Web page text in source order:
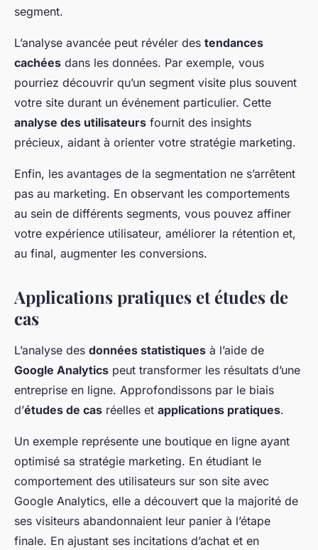
segment.
L’analyse avancée peut révéler des tendances
cachées dans les données. Par exemple, vous
pourriez découvrir qu’un segment visite plus souvent
votre site durant un événement particulier. Cette
analyse des utilisateurs fournit des insights
précieux, aidant à orienter votre stratégie marketing.
Enfin, les avantages de la segmentation ne s’arrêtent
pas au marketing. En observant les comportements
au sein de différents segments, vous pouvez affiner
votre expérience utilisateur, améliorer la rétention et,
au final, augmenter les conversions.
Applications pratiques et études de
cas
L’analyse des données statistiques à l’aide de
Google Analytics peut transformer les résultats d’une
entreprise en ligne. Approfondissons par le biais
d’études de cas réelles et applications pratiques.
Un exemple représente une boutique en ligne ayant
optimisé sa stratégie marketing. En étudiant le
comportement des utilisateurs sur son site avec
Google Analytics, elle a découvert que la majorité de
ses visiteurs abandonnaient leur panier à l’étape
finale. En ajustant ses incitations d’achat et en